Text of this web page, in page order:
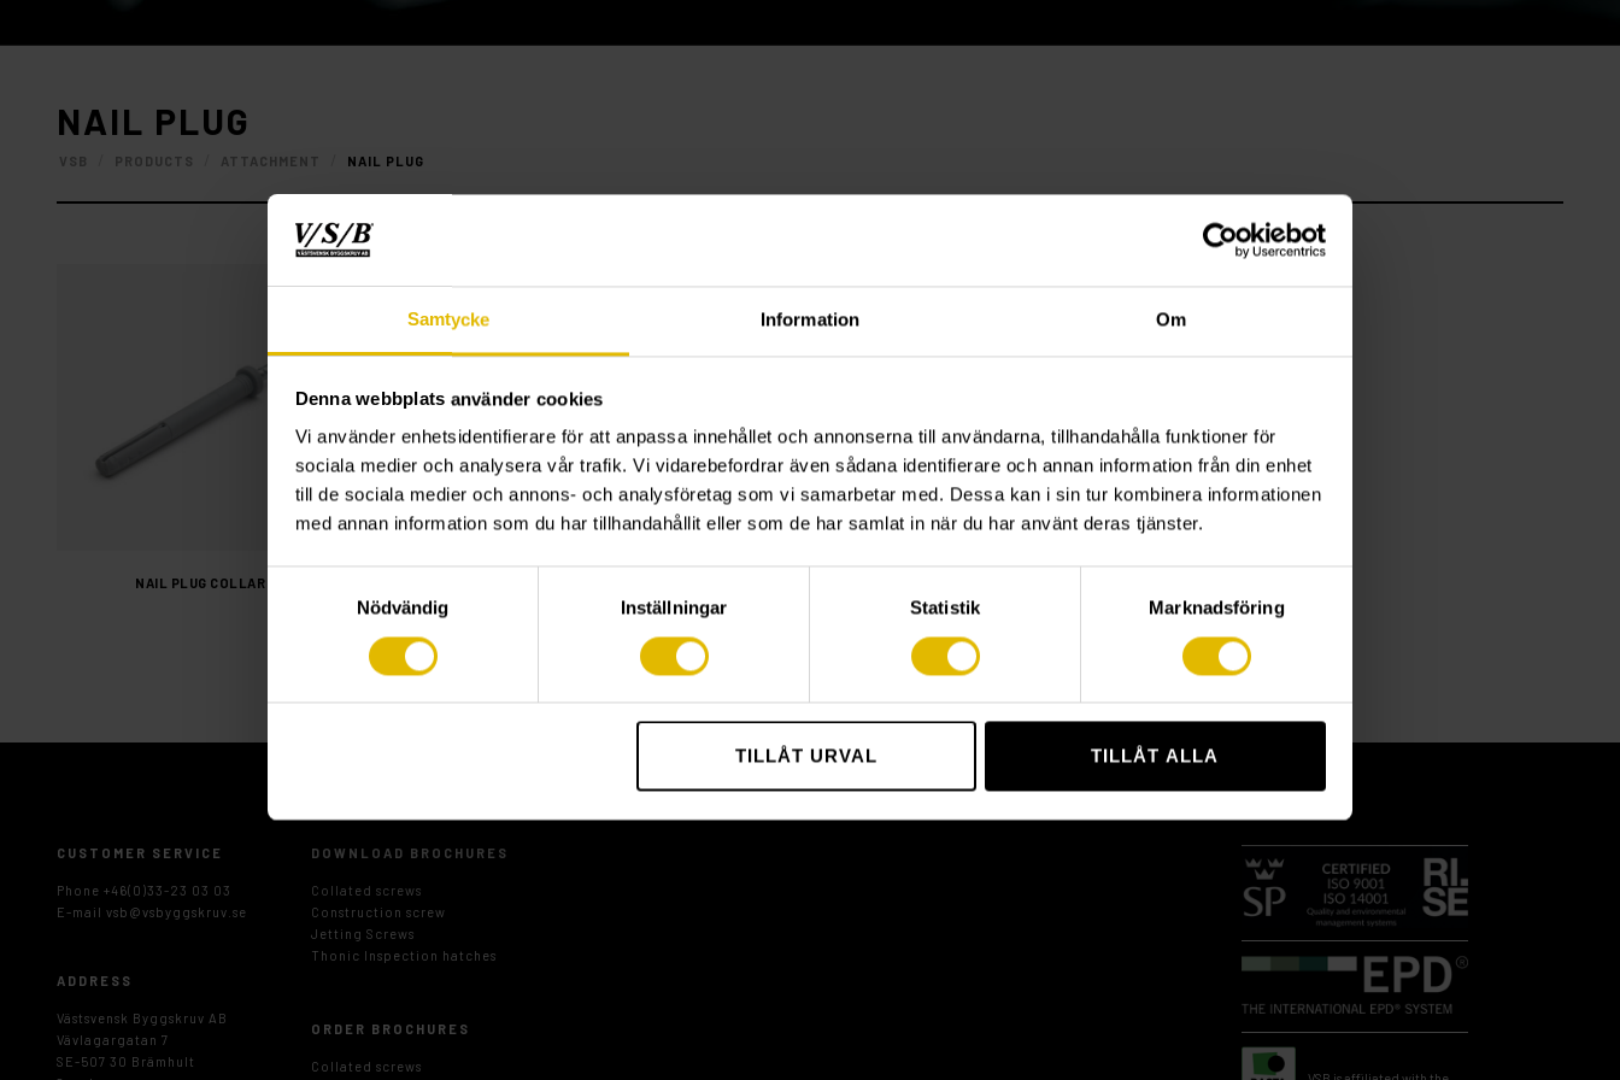
Samtycke Information Om
Denna webbplats använder cookies
Vi använder enhetsidentifierare för att anpassa innehållet och annonserna till användarna, tillhandahålla funktioner för
sociala medier och analysera vår trafik. Vi vidarebefordrar även sådana identifierare och annan information från din enhet
till de sociala medier och annons- och analysföretag som vi samarbetar med. Dessa kan i sin tur kombinera informationen
med annan information som du har tillhandahållit eller som de har samlat in när du har använt deras tjänster.
Nödvändig
Inställningar Statistik Marknadsföring
TILLÅT URVAL TILLÅT ALLA
NAIL PLUG
VSB PRODUCTS ATTACHMENT NAIL PLUG
NAIL PLUG COLLAR
CUSTOMER SERVICE
Phone +46(0)33-23 03 03
E-mail vsb@vsbyggskruv.se
DOWNLOAD BROCHURES
Collated screws
Construction screw
Jetting Screws
Thonic Inspection hatches
ADDRESS
Västsvensk Byggskruv AB
Vävlagargatan 7
SE-507 30 Brämhult
ORDER BROCHURES
Collated screws